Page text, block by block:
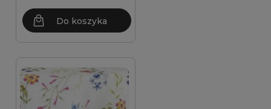
Do koszyka